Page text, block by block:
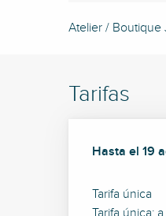
Atelier /
Tarifas
Desde 22
Hasta el 19
Tarifa única